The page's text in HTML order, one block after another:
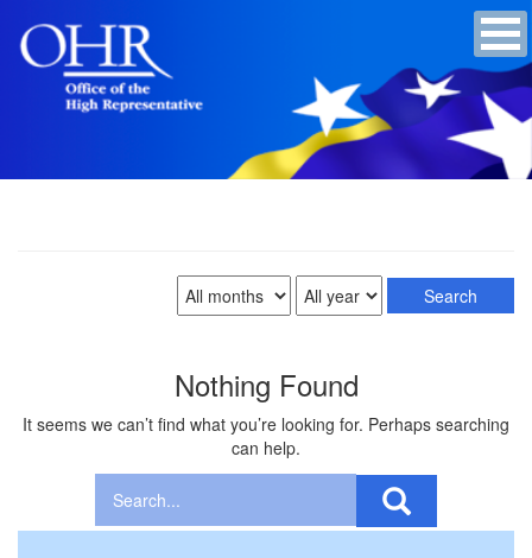
Nothing Found
It seems we can’t find what you’re looking for. Perhaps searching
can help.